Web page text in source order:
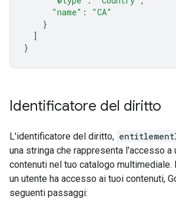
"name" :
"CA"
}
]
}
Identificatore del diritto
L'identificatore del diritto,
una stringa che rappresenta l'accesso a
contenuti nel tuo catalogo multimediale.
un utente ha accesso ai tuoi contenuti,
seguenti passaggi: